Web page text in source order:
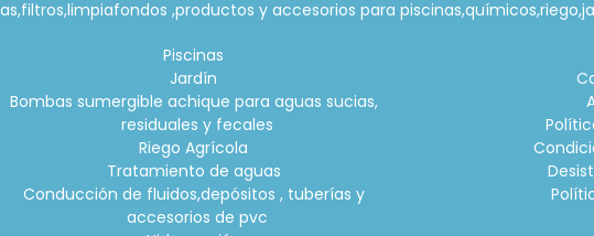
,productos y accesorios para
Piscinas
Jardín
Bombas sumergible achique para aguas sucias,
residuales y fecales
Riego Agrícola
Tratamiento de aguas
Conducción de fluidos,depósitos , tuberías y
accesorios de pvc